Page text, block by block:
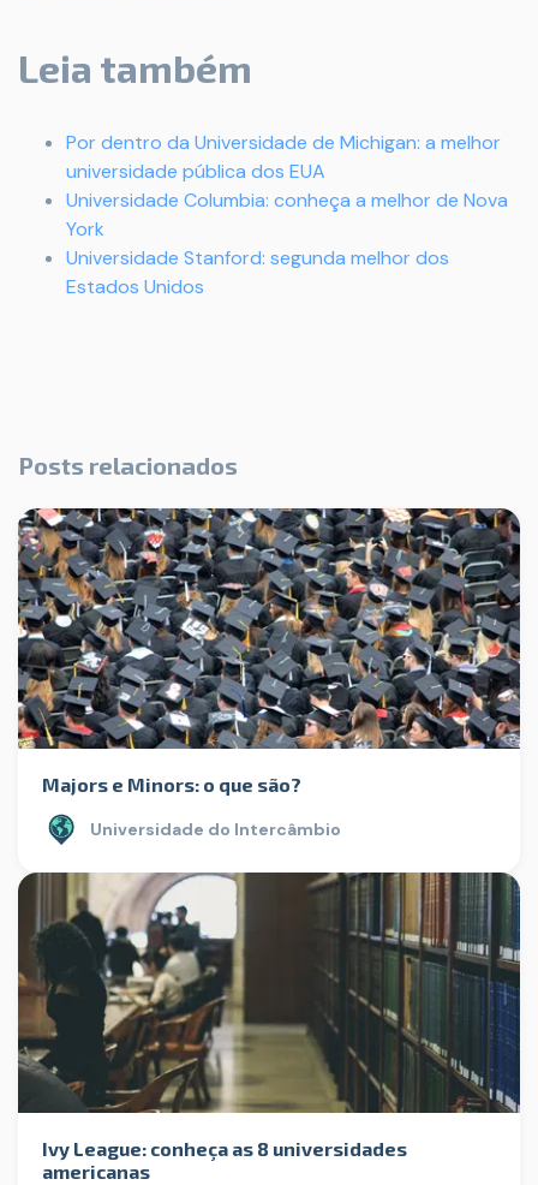
Leia também
Por dentro da Universidade de Michigan: a melhor
universidade pública dos EUA
Universidade Columbia: conheça a melhor de Nova
York
Universidade Stanford: segunda melhor dos
Estados Unidos
Posts relacionados
Majors e Minors: o que são?
Universidade do Intercâmbio
Ivy League: conheça as 8 universidades
americanas